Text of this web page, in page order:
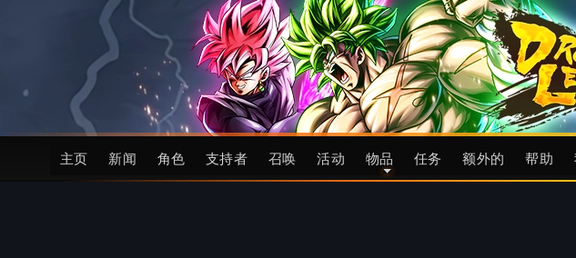
主页 新闻 角色 支持者 召唤 活动 物品 任务 额外的 帮助